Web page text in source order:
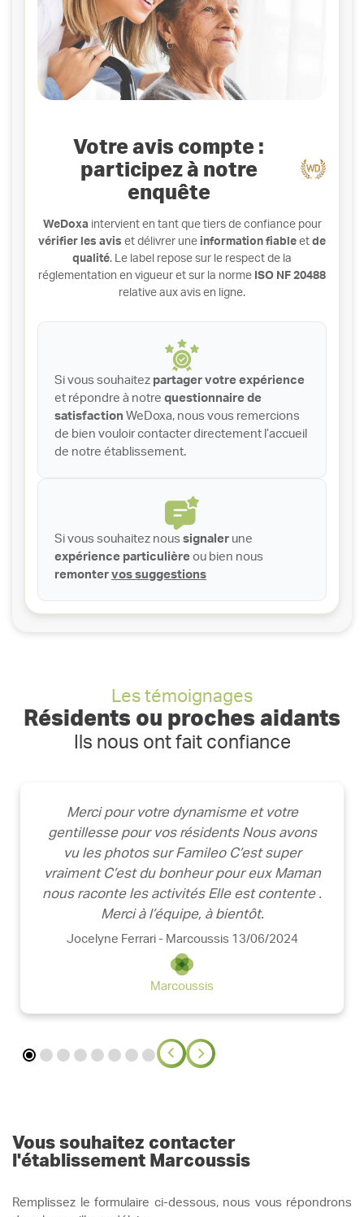
Votre avis compte :
participez à notre
enquête
WeDoxa intervient en tant que tiers de confiance pour
vérifier les avis et délivrer une information fiable et de
qualité. Le label repose sur le respect de la
réglementation en vigueur et sur la norme ISO NF 20488
relative aux avis en ligne.
Si vous souhaitez partager votre expérience
et répondre à notre questionnaire de
satisfaction WeDoxa, nous vous remercions
de bien vouloir contacter directement l’accueil
de notre établissement.
Si vous souhaitez nous signaler une
expérience particulière ou bien nous
remonter vos suggestions
Les témoignages
Résidents ou proches aidants
Ils nous ont fait confiance
Merci pour votre dynamisme et votre
gentillesse pour vos résidents Nous avons
vu les photos sur Famileo C’est super
vraiment C’est du bonheur pour eux Maman
nous raconte les activités Elle est contente .
Merci à l’équipe, à bientôt.
Jocelyne Ferrari - Marcoussis 13/06/2024
Marcoussis
Vous souhaitez contacter
l'établissement Marcoussis
Remplissez le formulaire ci-dessous, nous vous répondrons